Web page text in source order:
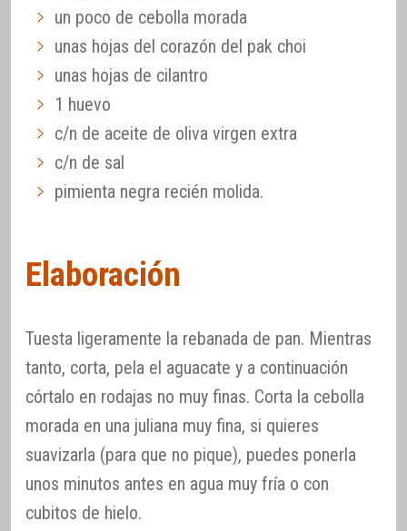
un poco de cebolla morada
unas hojas del corazón del pak choi
unas hojas de cilantro
1 huevo
c/n de aceite de oliva virgen extra
c/n de sal
pimienta negra recién molida.
Elaboración
Tuesta ligeramente la rebanada de pan. Mientras
tanto, corta, pela el aguacate y a continuación
córtalo en rodajas no muy finas. Corta la cebolla
morada en una juliana muy fina, si quieres
suavizarla (para que no pique), puedes ponerla
unos minutos antes en agua muy fría o con
cubitos de hielo.